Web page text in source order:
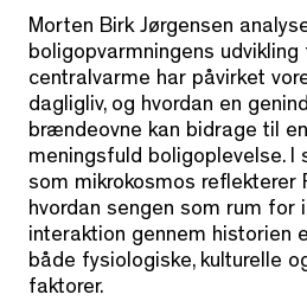
Morten Birk Jørgensen
boligopvarmningens
centralvarme har påvirket
dagligliv, og hvordan en
brændeovne kan bidrage til
meningsfuld boligoplevelse. I
som mikrokosmos reflekterer
hvordan sengen som rum for
interaktion gennem historien
både fysiologiske, kulturelle
faktorer.